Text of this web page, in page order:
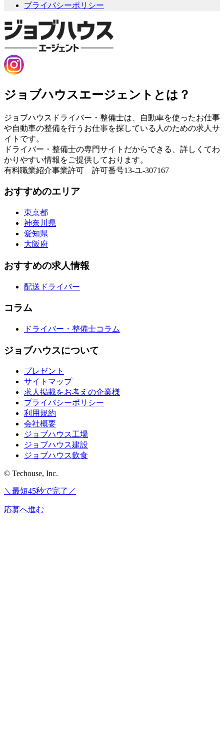
プライバシーポリシー
ジョブハウスエージェントとは？
ジョブハウスドライバー・整備士は、自動車を使ったお仕事
や自動車の整備を行うお仕事を探している人のための求人サ
イトです。
ドライバー・整備士の専門サイトだからできる、詳しくてわ
かりやすい情報をご提供しております。
有料職業紹介事業許可 許可番号13-ユ-307167
おすすめのエリア
東京都
神奈川県
愛知県
大阪府
おすすめの求人情報
配送ドライバー
コラム
ドライバー・整備士コラム
ジョブハウスについて
プレゼント
サイトマップ
求人掲載をお考えの企業様
プライバシーポリシー
利用規約
会社概要
ジョブハウス工場
ジョブハウス建設
ジョブハウス飲食
© Techouse, Inc.
＼最短45秒で完了／
応募へ進む